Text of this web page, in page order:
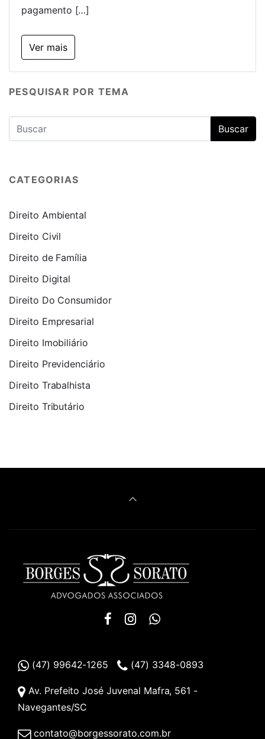
pagamento […]
Ver mais
PESQUISAR POR TEMA
CATEGORIAS
Direito Ambiental
Direito Civil
Direito de Família
Direito Digital
Direito Do Consumidor
Direito Empresarial
Direito Imobiliário
Direito Previdenciário
Direito Trabalhista
Direito Tributário
(47) 99642-1265 (47) 3348-0893
Av. Prefeito José Juvenal Mafra, 561 -
Navegantes/SC
contato@borgessorato.com.br